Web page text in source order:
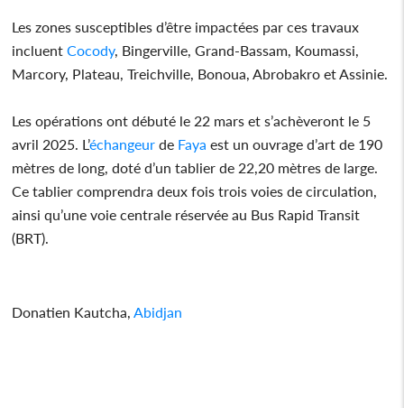
Les zones susceptibles d’être impactées par ces travaux
incluentCocody, Bingerville, Grand-Bassam, Koumassi,
Marcory, Plateau, Treichville, Bonoua, Abrobakro et Assinie.
Les opérations ont débuté le 22 mars et s’achèveront le 5
avril 2025. L’échangeur de Faya est un ouvrage d’art de 190
mètres de long, doté d’un tablier de 22,20 mètres de large.
Ce tablier comprendra deux fois trois voies de circulation,
ainsi qu’une voie centrale réservée au Bus Rapid Transit
(BRT).
Donatien Kautcha,Abidjan